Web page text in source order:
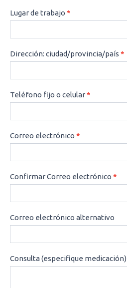
Lugar de trabajo *
Dirección: ciudad/provincia/país *
Teléfono fijo o celular*
Correo electrónico *
Confirmar Correo electrónico *
Correo electrónico alternativo
Consulta (especifique medicación)